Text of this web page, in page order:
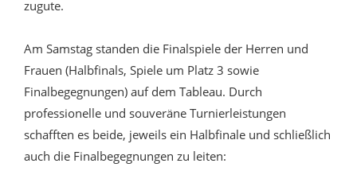
zugute.
Am Samstag standen die Finalspiele der Herren und
Frauen (Halbfinals, Spiele um Platz 3 sowie
Finalbegegnungen) auf dem Tableau. Durch
professionelle und souveräne Turnierleistungen
schafften es beide, jeweils ein Halbfinale und schließlich
auch die Finalbegegnungen zu leiten: